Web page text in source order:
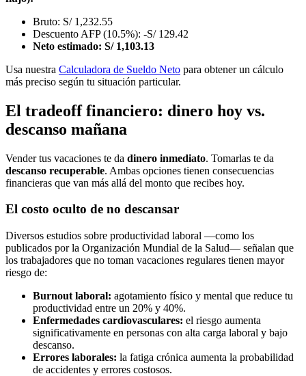
Bruto: S/ 1,232.55
Descuento AFP (10.5%): -S/ 129.42
Neto estimado: S/ 1,103.13
Usa nuestra Calculadora de Sueldo Neto para obtener un cálculo
más preciso según tu situación particular.
El tradeoff financiero: dinero hoy vs.
descanso mañana
Vender tus vacaciones te da dinero inmediato. Tomarlas te da
descanso recuperable. Ambas opciones tienen consecuencias
financieras que van más allá del monto que recibes hoy.
El costo oculto de no descansar
Diversos estudios sobre productividad laboral —como los
publicados por la Organización Mundial de la Salud— señalan que
los trabajadores que no toman vacaciones regulares tienen mayor
riesgo de:
Burnout laboral: agotamiento físico y mental que reduce tu
productividad entre un 20% y 40%.
Enfermedades cardiovasculares: el riesgo aumenta
significativamente en personas con alta carga laboral y bajo
descanso.
Errores laborales: la fatiga crónica aumenta la probabilidad
de accidentes y errores costosos.